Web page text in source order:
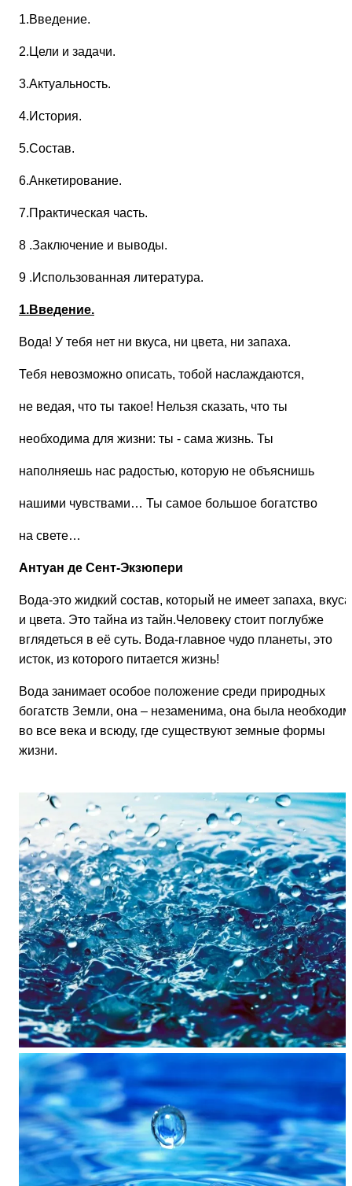
1.Введение.
2.Цели и задачи.
3.Актуальность.
4.История.
5.Состав.
6.Анкетирование.
7.Практическая часть.
8 .Заключение и выводы.
9 .Использованная литература.
1.Введение.
Вода! У тебя нет ни вкуса, ни цвета, ни запаха.
Тебя невозможно описать, тобой наслаждаются,
не ведая, что ты такое! Нельзя сказать, что ты
необходима для жизни: ты - сама жизнь. Ты
наполняешь нас радостью, которую не объяснишь
нашими чувствами… Ты самое большое богатство
на свете…
Антуан де Сент-Экзюпери
Вода-это жидкий состав, который не имеет запаха, вкуса
и цвета. Это тайна из тайн.Человеку стоит поглубже
вглядеться в её суть. Вода-главное чудо планеты, это
исток, из которого питается жизнь!
Вода занимает особое положение среди природных
богатств Земли, она – незаменима, она была
во все века и всюду, где существуют земные формы
жизни.